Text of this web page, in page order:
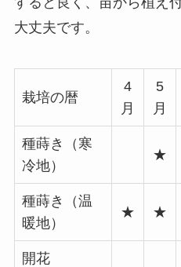
大丈夫です。
栽培の暦
4
月
5
月
種蒔き（寒
冷地）
★
種蒔き（温
暖地）
★ ★
開花